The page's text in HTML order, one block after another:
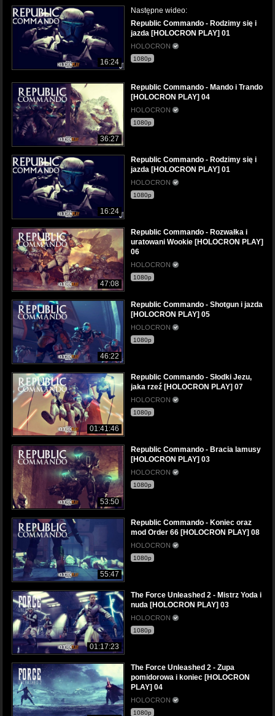
16:24
Następne wideo:
Republic Commando - Rodzimy się i
jazda [HOLOCRON PLAY] 01
HOLOCRON
1080p
36:27
Republic Commando - Mando i Trando
[HOLOCRON PLAY] 04
HOLOCRON
1080p
16:24
Republic Commando - Rodzimy się i
jazda [HOLOCRON PLAY] 01
HOLOCRON
1080p
47:08
Republic Commando - Rozwałka i
uratowani Wookie [HOLOCRON PLAY]
06
HOLOCRON
1080p
46:22
Republic Commando - Shotgun i jazda
[HOLOCRON PLAY] 05
HOLOCRON
1080p
01:41:46
Republic Commando - Słodki Jezu,
jaka rzeź [HOLOCRON PLAY] 07
HOLOCRON
1080p
53:50
Republic Commando - Bracia lamusy
[HOLOCRON PLAY] 03
HOLOCRON
1080p
55:47
Republic Commando - Koniec oraz
mod Order 66 [HOLOCRON PLAY] 08
HOLOCRON
1080p
01:17:23
The Force Unleashed 2 - Mistrz Yoda i
nuda [HOLOCRON PLAY] 03
HOLOCRON
1080p
The Force Unleashed 2 - Zupa
pomidorowa i koniec [HOLOCRON
PLAY] 04
HOLOCRON
1080p